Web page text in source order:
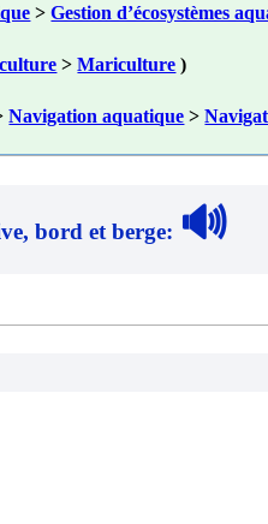
>Gestion d’écosystèmes
>Mariculture )
Navigation aquatique >
bord et berge: 🔊